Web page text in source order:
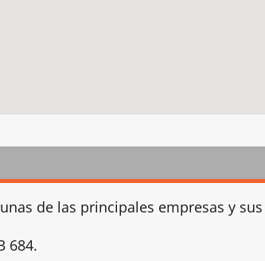
de las principales empresas y
684.